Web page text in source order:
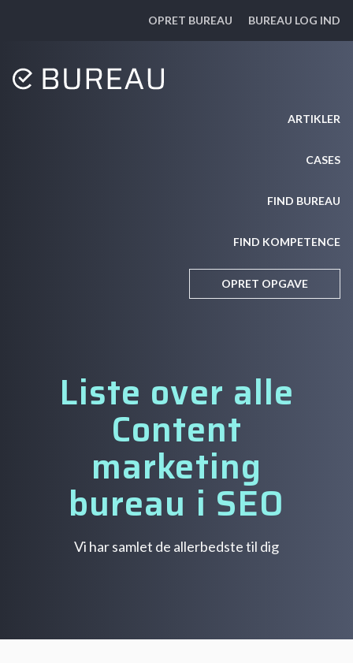
OPRET BUREAU BUREAU LOG IND
ARTIKLER
CASES
FIND BUREAU
FIND KOMPETENCE
OPRET OPGAVE
Liste over alle
Content
marketing
bureau i SEO
Vi har samlet de allerbedste til dig